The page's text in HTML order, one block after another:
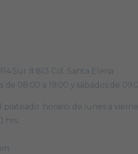
Sur # 813 Col. Santa Elena
08:00 a 19:00 y sábados de
plateado horario de lunes a
hrs.